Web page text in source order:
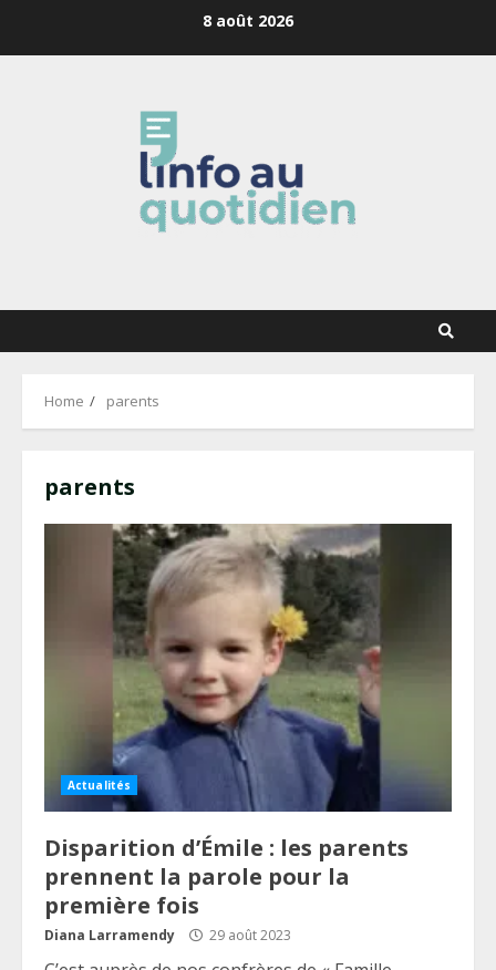
8 août 2026
Home parents
parents
Actualités
Disparition d’Émile : les parents
prennent la parole pour la
première fois
Diana Larramendy 29 août 2023